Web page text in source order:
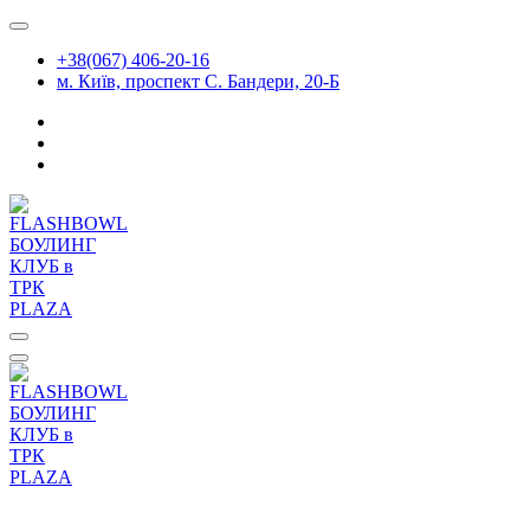
Перейти
содержимому
+38(067) 406-20-16
м. Київ, проспект С. Бандери, 20-Б